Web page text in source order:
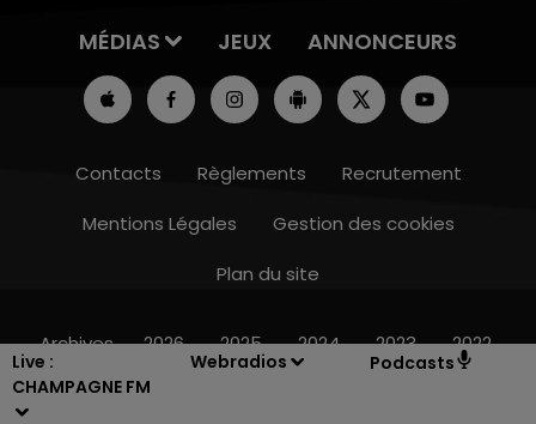
Live :
CHAMPAGNE FM
Webradios Podcasts
11h00 - 16h00
MÉDIAS
JEUX ANNONCEURS
Contacts Règlements
Recrutement
Mentions Légales
Gestion des cookies
Plan du site
Archives 2026 2025 2024 2023 2022